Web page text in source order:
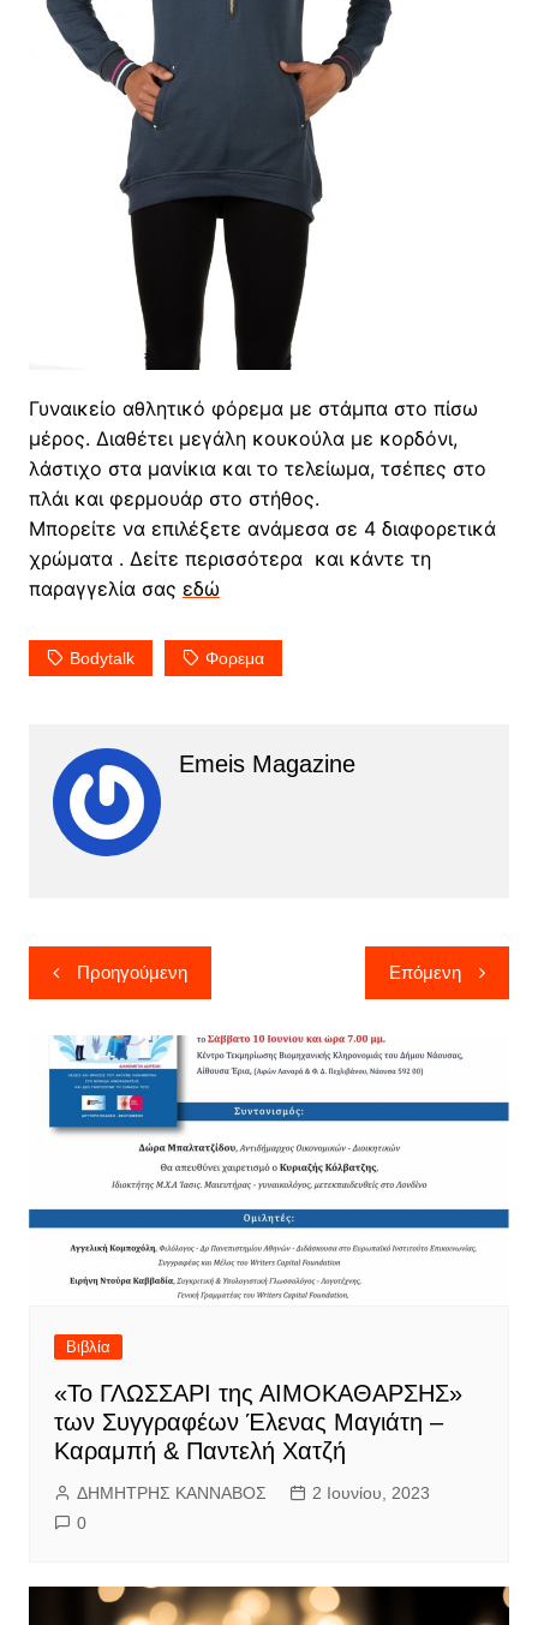
Γυναικείο αθλητικό φόρεμα με στάμπα στο πίσω
μέρος. Διαθέτει μεγάλη κουκούλα με κορδόνι,
λάστιχο στα μανίκια και το τελείωμα, τσέπες στο
πλάι και φερμουάρ στο στήθος.
Μπορείτε να επιλέξετε ανάμεσα σε 4 διαφορετικά
χρώματα . Δείτε περισσότερα και κάντε τη
παραγγελία σας εδώ
Bodytalk Φορεμα
Emeis Magazine
Πλοήγηση
άρθρων
Προηγούμενη Επόμενη
Βιβλία
«Το ΓΛΩΣΣΑΡΙ της ΑΙΜΟΚΑΘΑΡΣΗΣ»
των Συγγραφέων Έλενας Μαγιάτη –
Καραμπή & Παντελή Χατζή
ΔΗΜΗΤΡΗΣ ΚΑΝΝΑΒΟΣ
2 Ιουνίου, 2023
0